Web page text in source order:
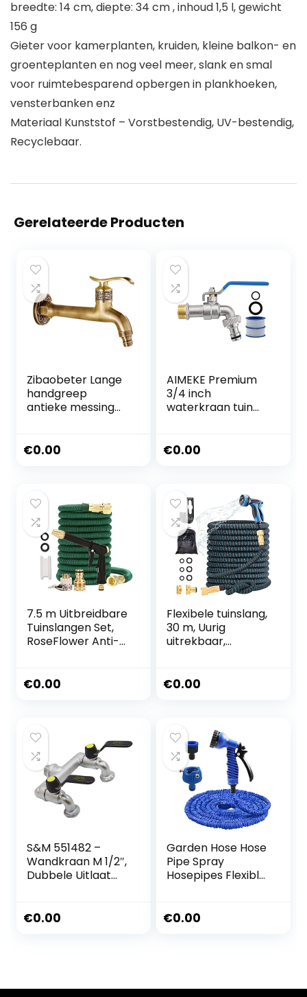
breedte: 14 cm, diepte: 34 cm , inhoud 1,5 l, gewicht
156 g
Gieter voor kamerplanten, kruiden, kleine balkon- en
groenteplanten en nog veel meer, slank en smal
voor ruimtebesparend opbergen in plankhoeken,
vensterbanken enz
Materiaal Kunststof – Vorstbestendig, UV-bestendig,
Recyclebaar.
Gerelateerde Producten
Zibaobeter Lange
handgreep
antieke messing
mop zwembad
€0.00
AIMEKE Premium
3/4 inch
waterkraan tuin
vorstbestendige
trommelafdichtba
nd voor tuin
wasmachine
regenton
€0.00
7.5 m Uitbreidbare
Tuinslangen Set,
RoseFlower Anti-
Waterslang met
Connectoren –
Irrigatie
schoonmaken
Garden Hose Pipe
€0.00
Flexibele tuinslang,
30 m, Uurig
uitrekbaar,
inch messing
voor tuinieren,
irrigatie,
autowassen,
huisdier, blauw
zwart
€0.00
S&M 551482 –
Wandkraan M 1/2″,
Dubbele Uitlaat
€0.00
Garden Hose Hose
Pipe Spray
Hosepipes Flexible
Magische Flexibele
75Ft_Blauw
€0.00